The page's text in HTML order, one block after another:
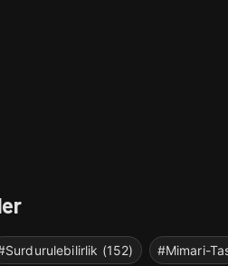
(152) #Mimari-